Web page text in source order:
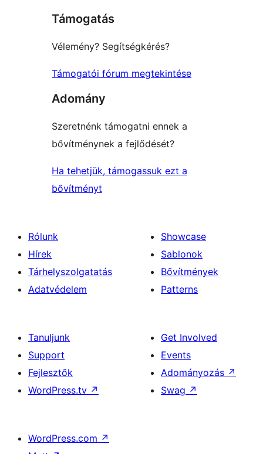
Támogatás
Vélemény? Segítségkérés?
Támogatói fórum megtekintése
Adomány
Szeretnénk támogatni ennek a
bővítménynek a fejlődését?
Ha tehetjük, támogassuk ezt a
bővítményt
Rólunk
Hírek
Tárhelyszolgatatás
Adatvédelem
Showcase
Sablonok
Bővítmények
Patterns
Tanuljunk
Support
Fejlesztők
WordPress.tv ↗
Get Involved
Events
Adományozás ↗
Swag ↗
WordPress.com ↗